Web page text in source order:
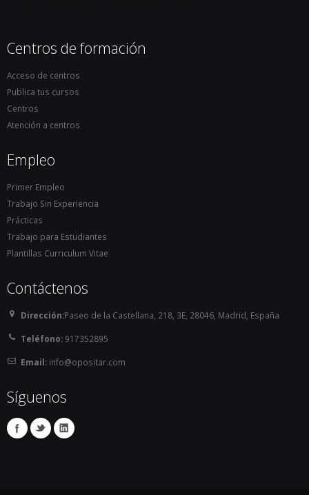
Centros de formación
Acceso de centros
Publica tus cursos
Centros
Atención a centros
Empleo
Primer Empleo
Trabajo Sin Experiencia
Prácticas
Trabajo para Estudiantes
Plantillas Curriculum Vitae
Contáctenos
Dirección:Paseo de la Castellana, 218, 3E, 28046, Madrid, España
Teléfono: 917352895
Email:info@opositar.com
Síguenos